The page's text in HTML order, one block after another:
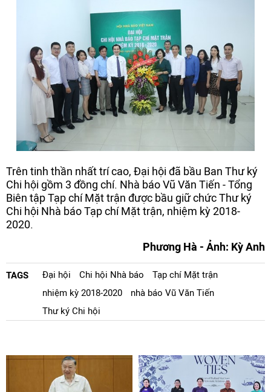
Trên tinh thần nhất trí cao, Đại hội đã bầu Ban Thư ký
Chi hội gồm 3 đồng chí. Nhà báo Vũ Văn Tiến - Tổng
Biên tập Tạp chí Mặt trận được bầu giữ chức Thư ký
Chi hội Nhà báo Tạp chí Mặt trận, nhiệm kỳ 2018-
2020.
Phương Hà - Ảnh: Kỳ Anh
TAGS Đại hội Chi hội Nhà báo
Tạp chí Mặt trận
nhiệm kỳ 2018-2020
nhà báo Vũ Văn Tiến
Thư ký Chi hội